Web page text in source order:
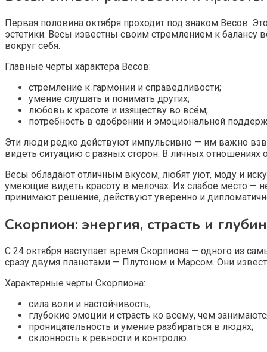
Первая половина октября проходит под знаком Весов.
эстетики. Весы известны своим стремлением к балансу
вокруг себя.
Главные черты характера Весов:
стремление к гармонии и справедливости;
умение слушать и понимать других;
любовь к красоте и изяществу во всём;
потребность в одобрении и эмоциональной
Эти люди редко действуют импульсивно — им важно
видеть ситуацию с разных сторон. В личных отношениях
Весы обладают отличным вкусом, любят уют, моду и
умеющие видеть красоту в мелочах. Их слабое место —
принимают решение, действуют уверенно и
Скорпион: энергия, страсть и
С 24 октября наступает время Скорпиона — одного из
сразу двумя планетами — Плутоном и Марсом. Они
Характерные черты Скорпиона:
сила воли и настойчивость;
глубокие эмоции и страсть ко всему, чем
проницательность и умение разбираться в людях;
склонность к ревности и контролю.